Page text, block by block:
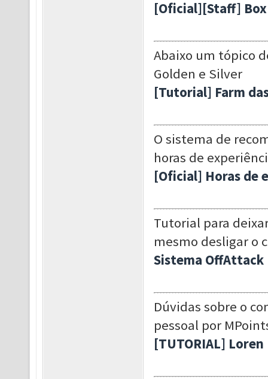
[Oficial][Staff]
Abaixo um tópico
Golden e Silver
[Tutorial] Farm
O sistema de
horas de
[Oficial] Horas de
Tutorial para
mesmo desligar o
Sistema OffAttack
Dúvidas sobre o
pessoal por
[TUTORIAL]